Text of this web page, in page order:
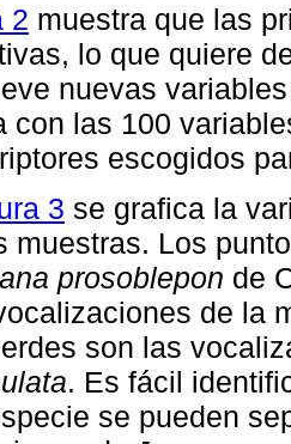
2 muestra que las
lo que quiere
nuevas
con las 100
escogidos
3 se grafica la
muestras. Los
prosoblepon de
de la
son las
. Es fácil
se pueden